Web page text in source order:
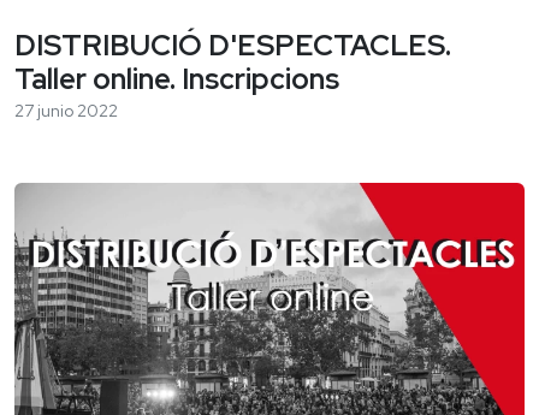
DISTRIBUCIÓ D'ESPECTACLES.
Taller online. Inscripcions
27 junio 2022